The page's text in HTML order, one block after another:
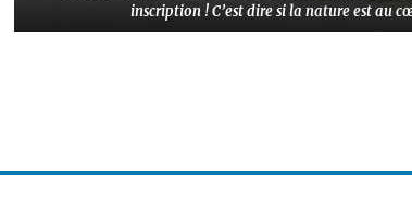
inscription ! C’est dire si la nature est au